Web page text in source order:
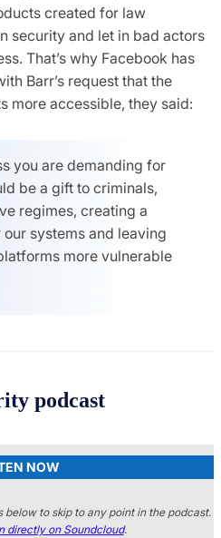
created for law
security and let in bad actors
That’s why Facebook has
Barr’s request that the
more accessible, they said:
you are demanding for
be a gift to criminals,
regimes, creating a
systems and leaving
more vulnerable
podcast
NOW
to skip to any point in the podcast.
directly on Soundcloud.